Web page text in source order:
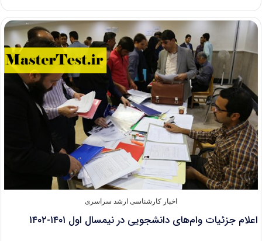
«استادمحوری»
برای
جذب
دانشجویان
ارشد
استعدادهای
درخشان
اخبار کارشناسی ارشد سراسری
اعلام جزئیات وام‌های دانشجویی در نیمسال اول ۱۴۰۱-۱۴۰۲